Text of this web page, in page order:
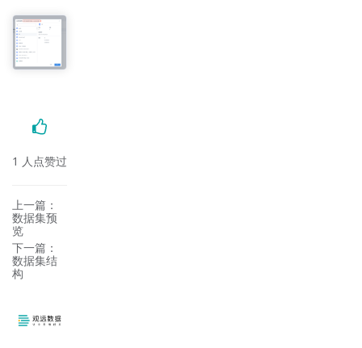
1 人点赞过
上一篇：
数据集预
览
下一篇：
数据集结
构